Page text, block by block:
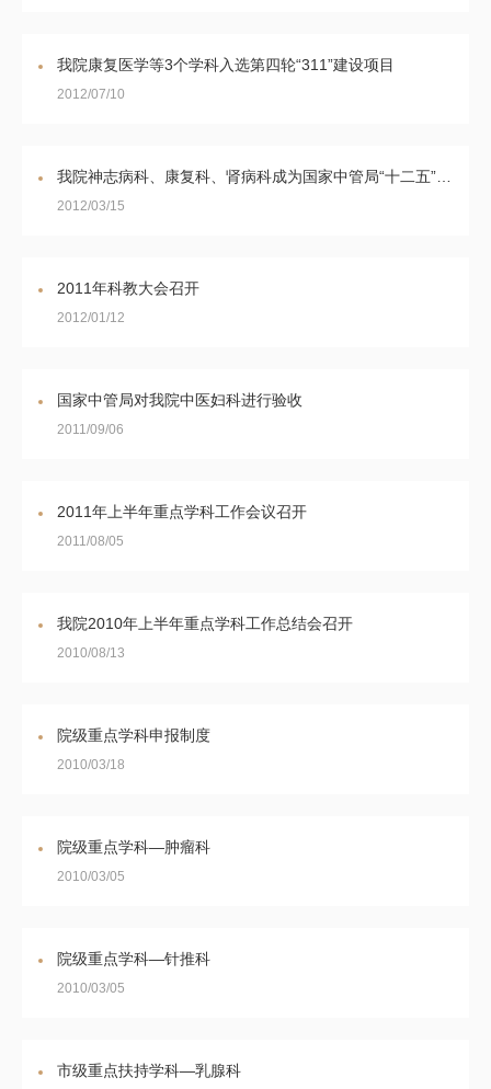
我院康复医学等3个学科入选第四轮“311”建设项目
2012/07/10
2012/03/15
2011年科教大会召开
2012/01/12
国家中管局对我院中医妇科进行验收
2011/09/06
2011年上半年重点学科工作会议召开
2011/08/05
我院2010年上半年重点学科工作总结会召开
2010/08/13
院级重点学科申报制度
2010/03/18
院级重点学科—肿瘤科
2010/03/05
院级重点学科—针推科
2010/03/05
市级重点扶持学科—乳腺科